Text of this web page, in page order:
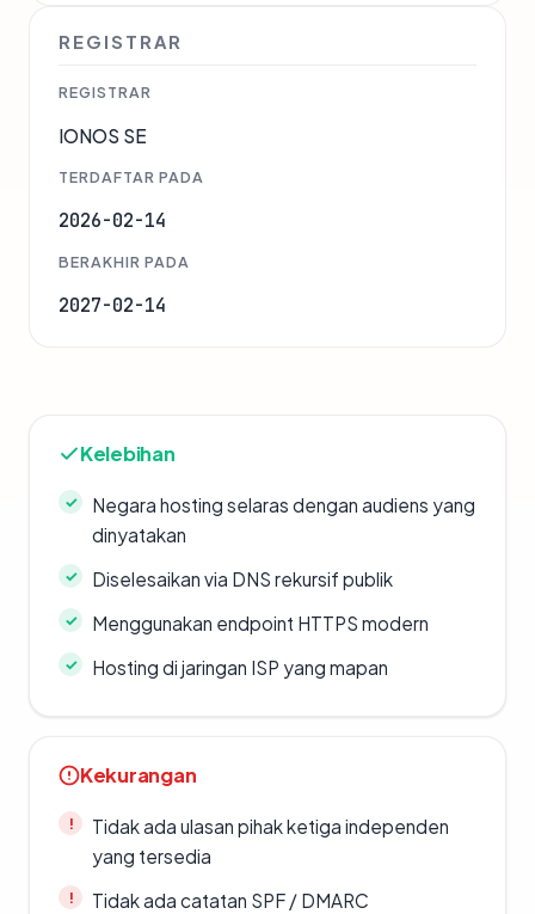
REGISTRAR
REGISTRAR
IONOS SE
TERDAFTAR PADA
2026-02-14
BERAKHIR PADA
2027-02-14
Kelebihan
Negara hosting selaras dengan audiens yang
dinyatakan
Diselesaikan via DNS rekursif publik
Menggunakan endpoint HTTPS modern
Hosting di jaringan ISP yang mapan
Kekurangan
Tidak ada ulasan pihak ketiga independen
yang tersedia
Tidak ada catatan SPF / DMARC